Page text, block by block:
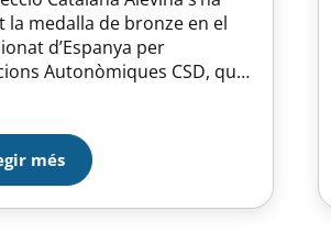
la medalla de bronze en el
d’Espanya per
Autonòmiques CSD, que
al Pol Font, nedador
Esportiva Horta on ha
a 100m i 200m lliures i
estils, quedan a…
més